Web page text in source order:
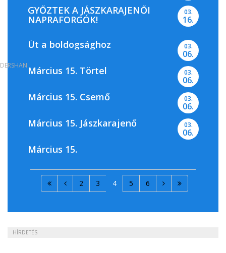
GYŐZTEK A JÁSZKARAJENŐI
NAPRAFORGÓK!
03.
16.
Út a boldogsághoz 03.
06.
Március 15. Törtel 03.
06.
Március 15. Csemő 03.
06.
Március 15. Jászkarajenő 03.
06.
Március 15.
2 3 4 5 6
HÍRDETÉS
DERSHAN